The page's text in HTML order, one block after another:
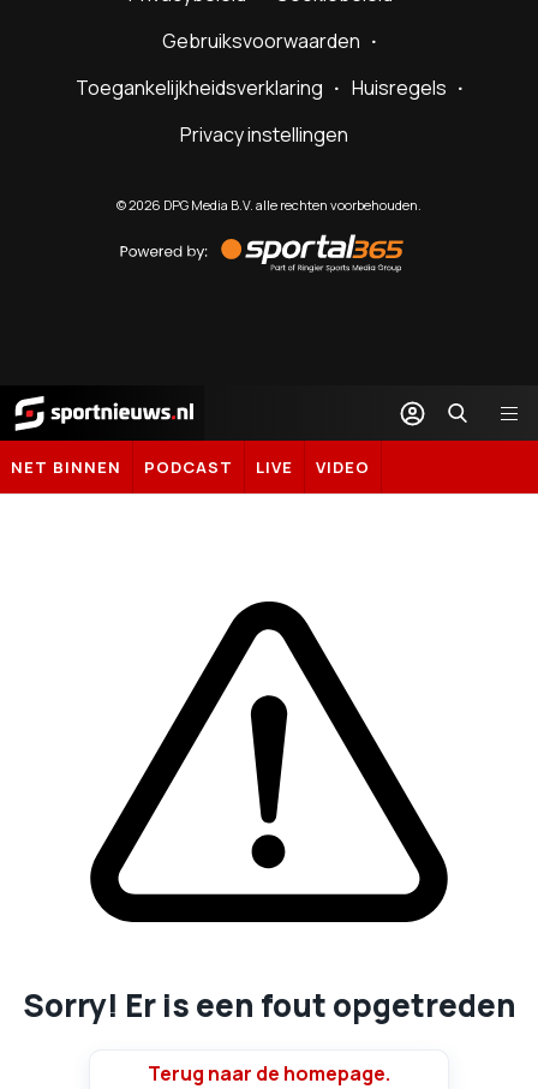
Gebruiksvoorwaarden
Toegankelijkheidsverklaring
Huisregels
Privacy instellingen
©2026 DPG Media B.V. alle rechten voorbehouden.
by
Sportal365
Sportnieuws.nl
NET BINNEN PODCAST LIVE VIDEO
Sorry! Er is een fout opgetreden
Terug naar de homepage.